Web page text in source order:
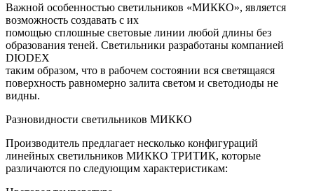
Важной особенностью светильников «МИККО», является
возможность создавать с их
помощью сплошные световые линии любой длины без
образования теней. Светильники разработаны компанией
DIODEX
таким образом, что в рабочем состоянии вся светящаяся
поверхность равномерно залита светом и светодиоды не
видны.
Разновидности светильников МИККО
Производитель предлагает несколько конфигураций
линейных светильников МИККО ТРИТИК, которые
различаются по следующим характеристикам: